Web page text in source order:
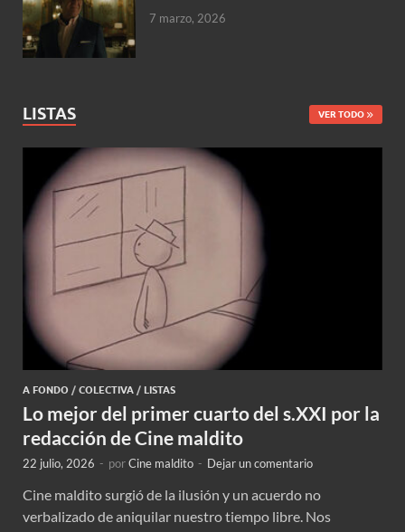
7 marzo, 2026
LISTAS VER TODO
A FONDO / COLECTIVA / LISTAS
Lo mejor del primer cuarto del s.XXI por la
redacción de Cine maldito
22 julio, 2026 - porCine maldito - Dejar un comentario
Cine maldito surgió de la ilusión y un acuerdo no
verbalizado de aniquilar nuestro tiempo libre. Nos